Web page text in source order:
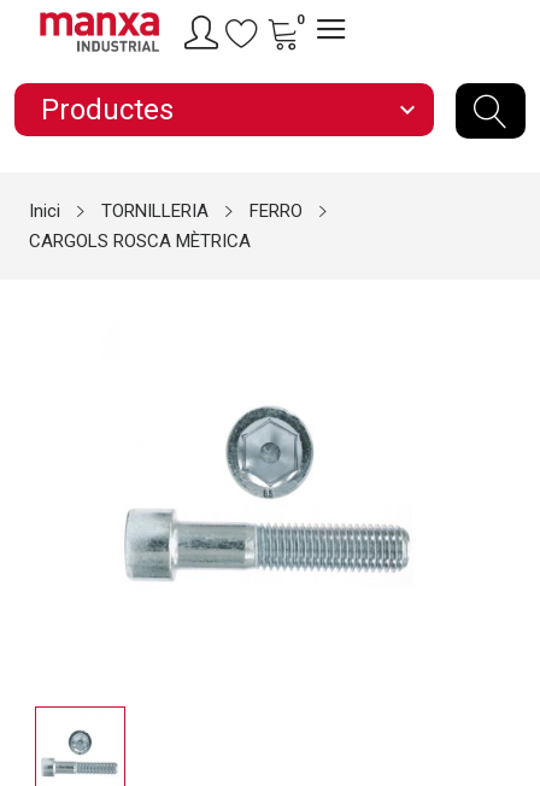
0
Productes expand_more
Inici TORNILLERIA
FERRO
CARGOLS ROSCA MÈTRICA